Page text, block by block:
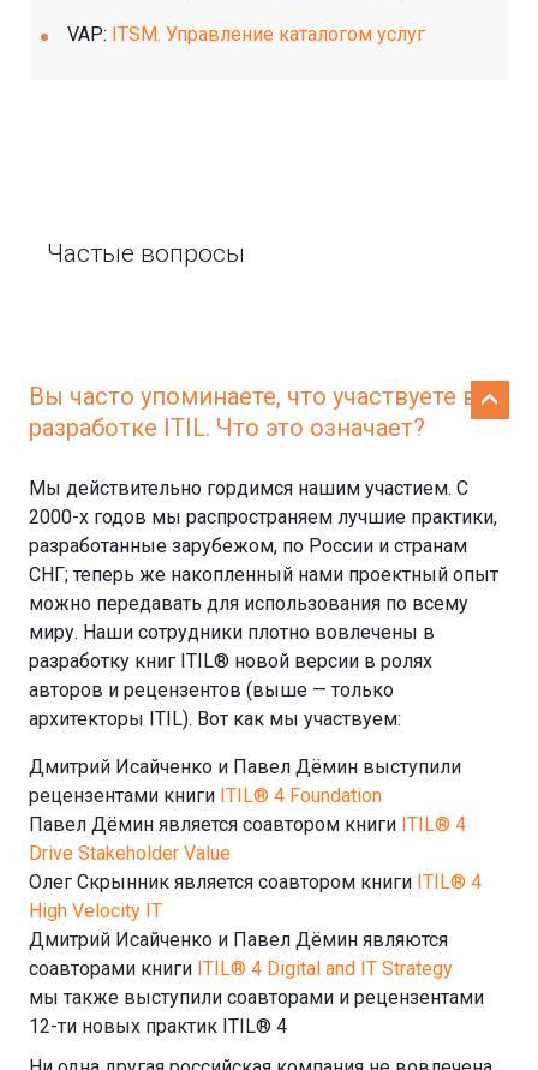
VAP: ITSM. Управление каталогом услуг
Частые вопросы
Вы часто упоминаете, что участвуете в
разработке ITIL. Что это означает?
Мы действительно гордимся нашим участием. С
2000-х годов мы распространяем лучшие практики,
разработанные зарубежом, по России и странам
СНГ; теперь же накопленный нами проектный опыт
можно передавать для использования по всему
миру. Наши сотрудники плотно вовлечены в
разработку книг ITIL® новой версии в ролях
авторов и рецензентов (выше — только
архитекторы ITIL). Вот как мы участвуем:
Дмитрий Исайченко и Павел Дёмин выступили
рецензентами книги ITIL® 4 Foundation
Павел Дёмин является соавтором книги ITIL® 4
Drive Stakeholder Value
Олег Скрынник является соавтором книги ITIL® 4
High Velocity IT
Дмитрий Исайченко и Павел Дёмин являются
соавторами книги ITIL® 4 Digital and IT Strategy
мы также выступили соавторами и рецензентами
12-ти новых практик ITIL® 4